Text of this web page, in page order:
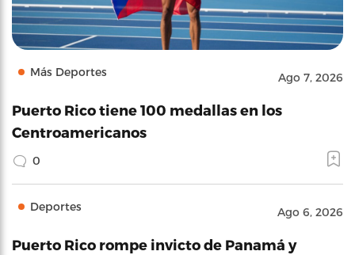
Más Deportes Ago 7, 2026
Puerto Rico tiene 100 medallas en los
Centroamericanos
0
Deportes Ago 6, 2026
Puerto Rico rompe invicto de Panamá y